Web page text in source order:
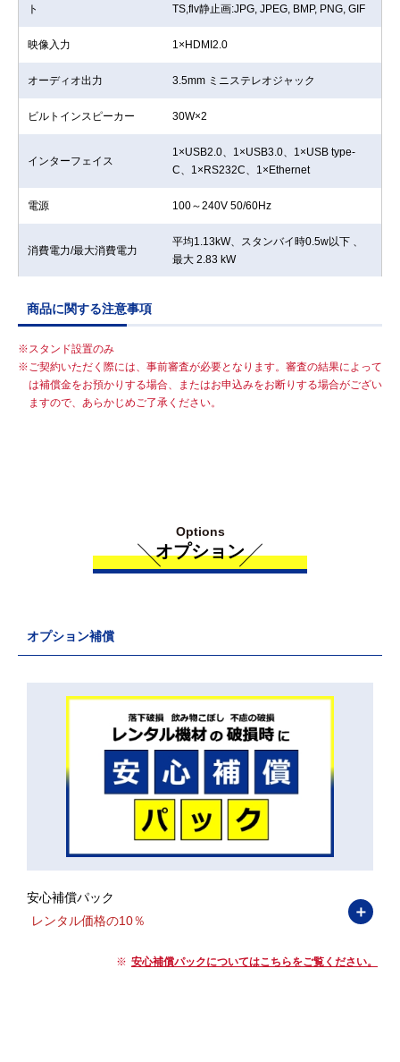
ト TS,flv静止画:JPG, JPEG, BMP, PNG, GIF
映像入力 1×HDMI2.0
オーディオ出力 3.5mm ミニステレオジャック
ビルトインスピーカー 30W×2
インターフェイス
1×USB2.0、1×USB3.0、1×USB type-
C、1×RS232C、1×Ethernet
電源 100～240V 50/60Hz
消費電力/最大消費電力
平均1.13kW、スタンバイ時0.5w以下 、
最大 2.83 kW
動作可能周囲温度
温度 -10～40℃/湿度 10～80%(結露なき
こと)
商品に関する注意事項
スタンド設置のみ
ご契約いただく際には、事前審査が必要となります。審査の結果によって
は補償金をお預かりする場合、またはお申込みをお断りする場合がござい
ますので、あらかじめご了承ください。
Options
オプション
オプション補償
安心補償パック
レンタル価格の10％
＋
安心補償パックについてはこちらをご覧ください。